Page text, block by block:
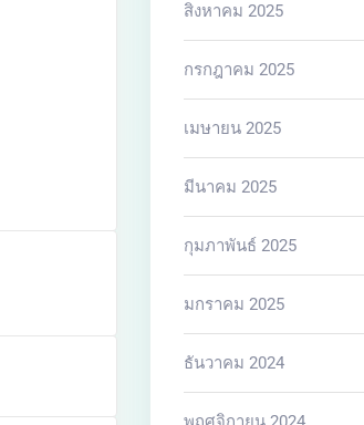
สิงหาคม 2025
กรกฎาคม 2025
เมษายน 2025
มีนาคม 2025
กุมภาพันธ์ 2025
มกราคม 2025
ธันวาคม 2024